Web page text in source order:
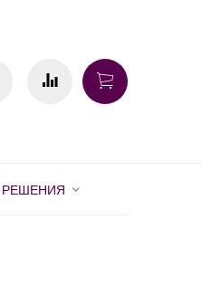
РЕШЕНИЯ